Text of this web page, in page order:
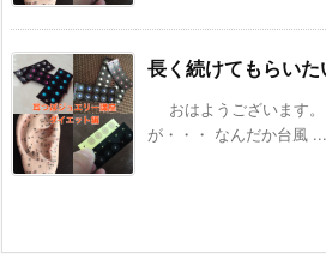
長く続けてもらい
おはようございます
が・・・ なんだか台風 ...